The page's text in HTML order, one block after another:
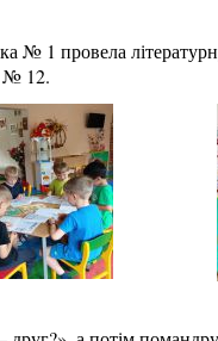
№ 1 провела
№ 12.